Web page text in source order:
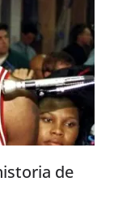
de